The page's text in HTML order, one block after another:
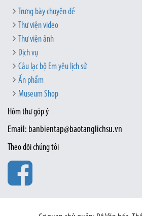
Trưng bày chuyên đề
Thư viện video
Thư viện ảnh
Dịch vụ
Câu lạc bộ Em yêu lịch sử
Ấn phẩm
Museum Shop
Hòm thư góp ý
Email: banbientap@baotanglichsu.vn
Theo dõi chúng tôi